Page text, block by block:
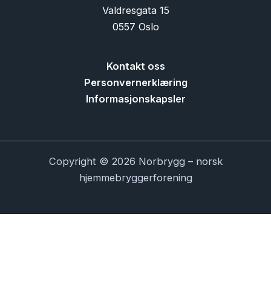
Valdresgata 15
0557 Oslo
Kontakt oss
Personvernerklæring
Informasjonskapsler
Copyright © 2026 Norbrygg – norsk
hjemmebryggerforening